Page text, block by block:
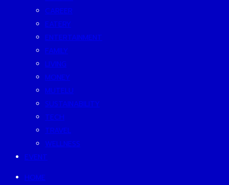
CAREER
EATERY
ENTERTAINMENT
FAMILY
LIVING
MONEY
MUTELU
SUSTAINABILITY
TECH
TRAVEL
WELLNESS
EVENT
HOME